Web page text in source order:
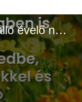
Júliusban ültesd el: 7 hőálló évelő növény a színes és buja kertért